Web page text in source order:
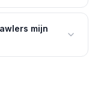
mijn